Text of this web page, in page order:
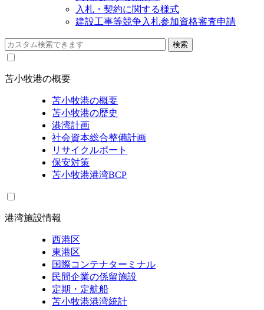
入札・契約に関する様式
建設工事等競争入札参加資格審査申請
苫小牧港の概要
苫小牧港の概要
苫小牧港の歴史
港湾計画
社会資本総合整備計画
リサイクルポート
保安対策
苫小牧港港湾BCP
港湾施設情報
西港区
東港区
国際コンテナターミナル
民間企業の係留施設
定期・定航船
苫小牧港港湾統計